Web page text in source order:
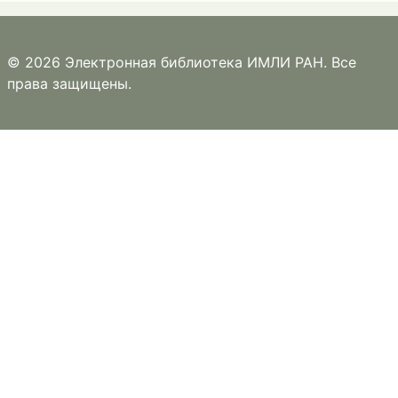
© 2026 Электронная библиотека ИМЛИ РАН. Все
права защищены.